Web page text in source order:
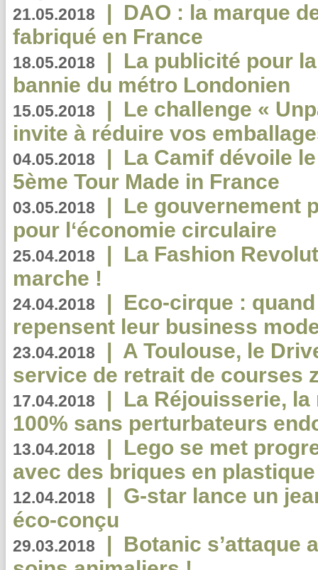
21.05.2018 | DAO : la marque
fabriqué en France
18.05.2018 | La publicité pour
bannie du métro Londonien
15.05.2018 | Le challenge «
invite à réduire vos
04.05.2018 | La Camif dévoile
5ème Tour Made in France
03.05.2018 | Le gouvernement
pour l‘économie circulaire
25.04.2018 | La Fashion
marche !
24.04.2018 | Eco-cirque :
repensent leur business
23.04.2018 | A Toulouse, le
service de retrait de courses
17.04.2018 | La Réjouisserie,
100% sans perturbateurs
13.04.2018 | Lego se met
avec des briques en
12.04.2018 | G-star lance un
éco-conçu
29.03.2018 | Botanic s’attaque